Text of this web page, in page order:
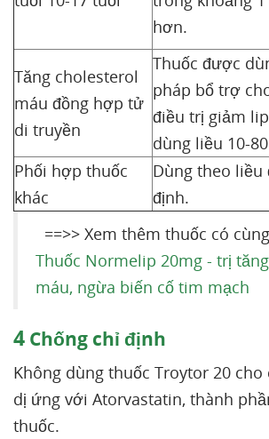
hơn.
Tăng cholesterol
máu đồng hợp tử
di truyền
Thuốc được
pháp bổ trợ
điều trị giảm
dùng liều 10-
Phối hợp thuốc
khác
Dùng theo liều
định.
==>> Xem thêm thuốc có
Thuốc Normelip 20mg - trị
máu, ngừa biến cố tim mạch
4 Chống chỉ định
Không dùng thuốc Troytor 20
dị ứng với Atorvastatin, thành
thuốc.